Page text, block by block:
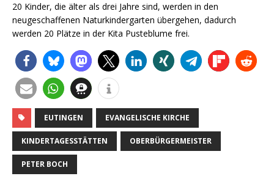
20 Kinder, die älter als drei Jahre sind, werden in den
neugeschaffenen Naturkindergarten übergehen, dadurch
werden 20 Plätze in der Kita Pusteblume frei.
EUTINGEN EVANGELISCHE KIRCHE
KINDERTAGESSTÄTTEN OBERBÜRGERMEISTER
PETER BOCH